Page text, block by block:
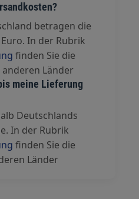
betragen die
In der Rubrik
finden Sie die
Länder
meine Lieferung
Deutschlands
In der Rubrik
finden Sie die
Länder